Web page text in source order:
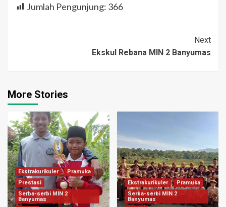
Jumlah Pengunjung: 366
Next
Ekskul Rebana MIN 2 Banyumas
More Stories
Ekstrakurikuler
Pramuka
Prestasi
Serba-serbi MIN 2
Banyumas
Ekstrakurikuler
Pramuka
Serba-serbi MIN 2
Banyumas